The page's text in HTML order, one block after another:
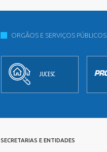
ORGÃOS E SERVIÇOS PÚBLICOS
JUCESC
SECRETARIAS E ENTIDADES